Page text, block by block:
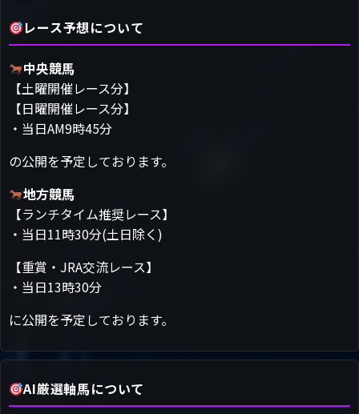
レース予想について
中央競馬
【土曜開催レース分】
【日曜開催レース分】
・当日AM9時45分
の公開を予定しております。
地方競馬
【ランチタイム推奨レース】
・当日11時30分(土日除く)
【重賞・JRA交流レース】
・当日13時30分
に公開を予定しております。
AI厳選軸馬について